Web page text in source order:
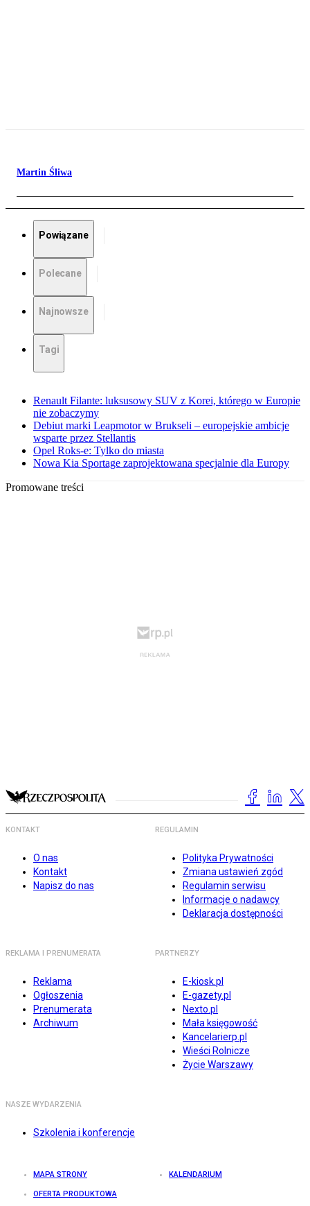
Martin Śliwa
Powiązane
Polecane
Najnowsze
Tagi
Renault Filante: luksusowy SUV z Korei, którego w Europie
nie zobaczymy
Debiut marki Leapmotor w Brukseli – europejskie ambicje
wsparte przez Stellantis
Opel Roks-e: Tylko do miasta
Nowa Kia Sportage zaprojektowana specjalnie dla Europy
Promowane treści
KONTAKT
O nas
Kontakt
Napisz do nas
REGULAMIN
Polityka Prywatności
Zmiana ustawień zgód
Regulamin serwisu
Informacje o nadawcy
Deklaracja dostępności
REKLAMA I PRENUMERATA
Reklama
Ogłoszenia
Prenumerata
Archiwum
PARTNERZY
E-kiosk.pl
E-gazety.pl
Nexto.pl
Mała księgowość
Kancelarierp.pl
Wieści Rolnicze
Życie Warszawy
NASZE WYDARZENIA
Szkolenia i konferencje
MAPA STRONY KALENDARIUM
OFERTA PRODUKTOWA